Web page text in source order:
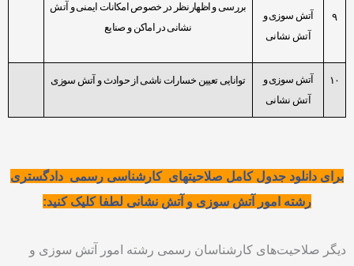
۹
‫آتش سوزی و
آتش نشانی
بررسی و اظهارنظر در خصوص امکانات ایمنی و آتش
نشانی در اماکن و صنایع
۱۰
‫آتش سوزی و
آتش نشانی
توانایی تعیین خسارات ناشی از حوادث و آتش سوزی
برای دانلود جدول کامل صلاحیتهای کارشناسی رسمی دادگستری
رشته امور آتش سوزی و آتش نشانی لطفا کلیک کنید:
دیگر صلاحیت‌های کارشناسان رسمی رشته امور آتش سوزی و